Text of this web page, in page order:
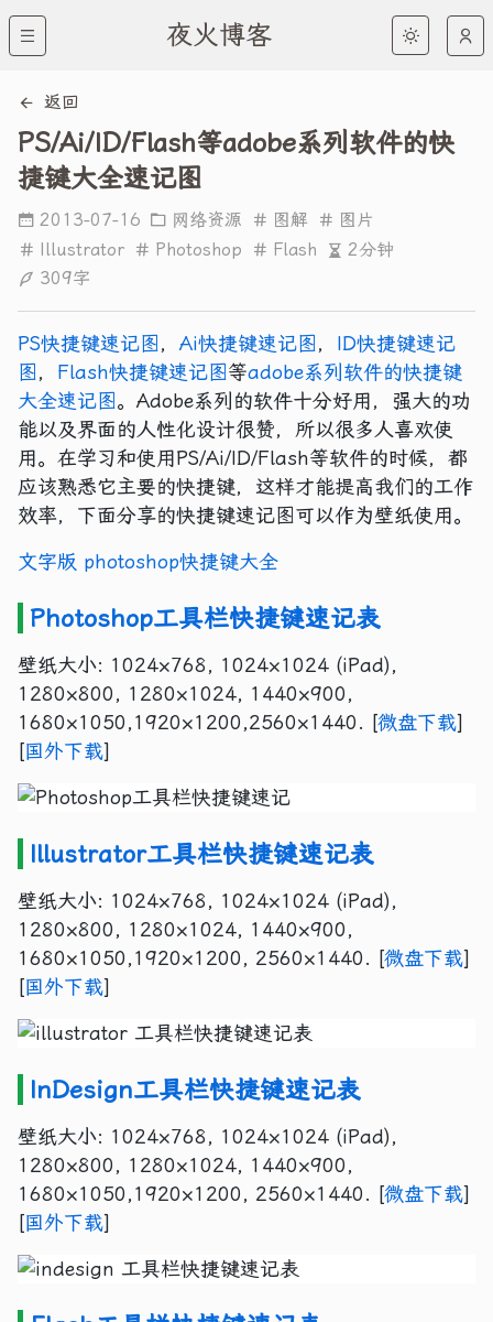
夜火博客
返回
PS/Ai/ID/Flash等adobe系列软件的快
捷键大全速记图
2013-07-16 网络资源 图解
图片
Illustrator
Photoshop Flash
2分钟
309字
PS快捷键速记图 ， Ai快捷键速记图 ， ID快捷键速记
图 ， Flash快捷键速记图等adobe系列软件的快捷键
大全速记图。Adobe系列的软件十分好用，强大的功
能以及界面的人性化设计很赞，所以很多人喜欢使
用。在学习和使用PS/Ai/ID/Flash等软件的时候，都
应该熟悉它主要的快捷键，这样才能提高我们的工作
效率，下面分享的快捷键速记图可以作为壁纸使用。
文字版 photoshop快捷键大全
Photoshop工具栏快捷键速记表
壁纸大小: 1024×768, 1024×1024 (iPad),
1280×800, 1280×1024, 1440×900,
1680×1050,1920×1200,2560×1440. [微盘下载]
[国外下载]
Illustrator工具栏快捷键速记表
壁纸大小: 1024×768, 1024×1024 (iPad),
1280×800, 1280×1024, 1440×900,
1680×1050,1920×1200, 2560×1440. [微盘下载]
[国外下载]
InDesign工具栏快捷键速记表
壁纸大小: 1024×768, 1024×1024 (iPad),
1280×800, 1280×1024, 1440×900,
1680×1050,1920×1200, 2560×1440. [微盘下载]
[国外下载]